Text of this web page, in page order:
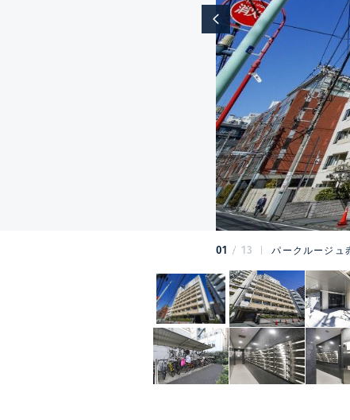
01 13 パークルージュ